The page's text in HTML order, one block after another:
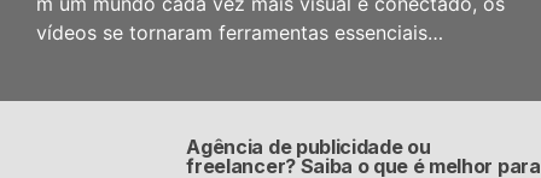
vídeos se tornaram ferramentas essenciais…
Agência de publicidade ou
freelancer? Saiba o que é melhor para